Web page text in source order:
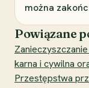
można
Powiązane
karna i cywilna
Przestępstwa